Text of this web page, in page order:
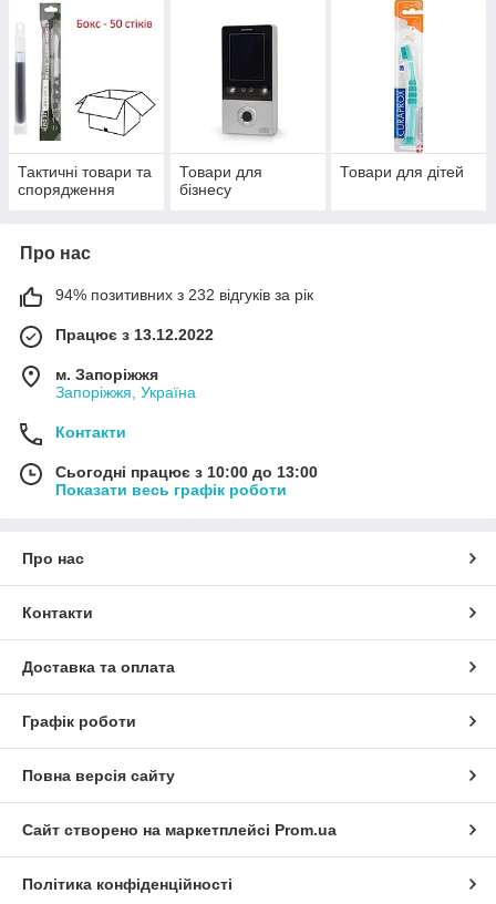
Тактичні товари та
спорядження
Товари для
бізнесу
Товари для дітей
Про нас
94% позитивних з 232 відгуків за рік
Працює з 13.12.2022
м. Запоріжжя
Запоріжжя, Україна
Контакти
Сьогодні працює з 10:00 до 13:00
Показати весь графік роботи
Про нас
Контакти
Доставка та оплата
Графік роботи
Повна версія сайту
Сайт створено на маркетплейсі Prom.ua
Політика конфіденційності